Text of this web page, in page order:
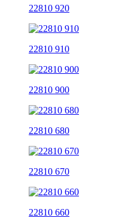
22810 920
22810 910
22810 900
22810 680
22810 670
22810 660